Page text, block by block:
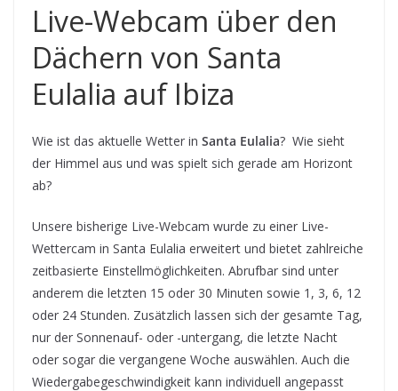
Live-Webcam über den
Dächern von Santa
Eulalia auf Ibiza
Wie ist das aktuelle Wetter in Santa Eulalia? Wie sieht
der Himmel aus und was spielt sich gerade am Horizont
ab?
Unsere bisherige Live-Webcam wurde zu einer Live-
Wettercam in Santa Eulalia erweitert und bietet zahlreiche
zeitbasierte Einstellmöglichkeiten. Abrufbar sind unter
anderem die letzten 15 oder 30 Minuten sowie 1, 3, 6, 12
oder 24 Stunden. Zusätzlich lassen sich der gesamte Tag,
nur der Sonnenauf- oder -untergang, die letzte Nacht
oder sogar die vergangene Woche auswählen. Auch die
Wiedergabegeschwindigkeit kann individuell angepasst